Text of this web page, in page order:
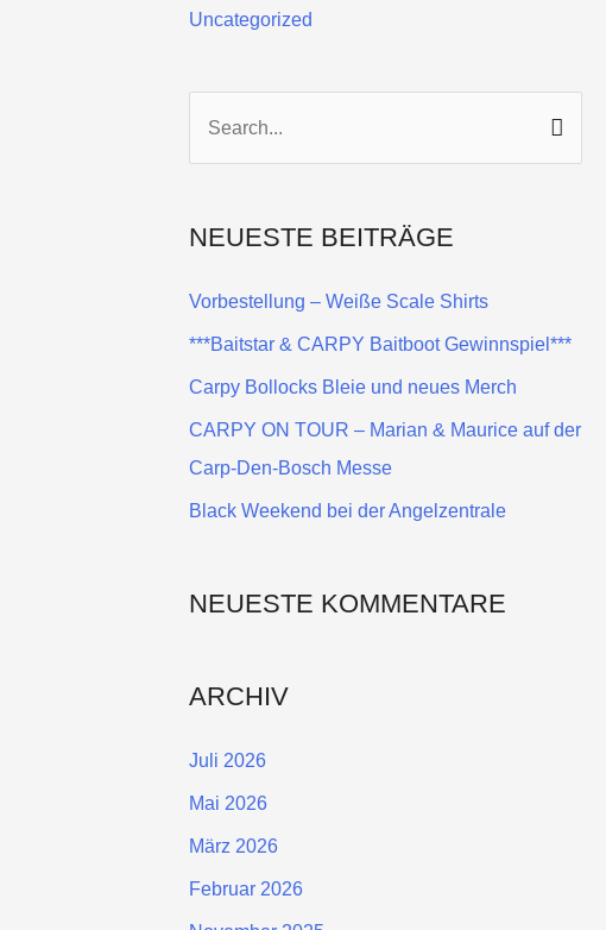
Uncategorized
h
c
h
:
NEUESTE BEITRÄGE
Vorbestellung – Weiße Scale Shirts
***Baitstar & CARPY Baitboot Gewinnspiel***
Carpy Bollocks Bleie und neues Merch
CARPY ON TOUR – Marian & Maurice auf der
Carp-Den-Bosch Messe
Black Weekend bei der Angelzentrale
NEUESTE KOMMENTARE
ARCHIV
Juli 2026
Mai 2026
März 2026
Februar 2026